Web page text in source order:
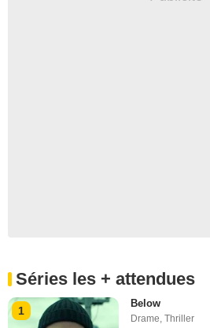
Séries les + attendues
1
Below
Drame ,Thriller